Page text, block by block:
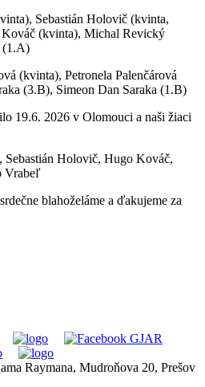
Sebastián Holovič (kvinta,
(kvinta), Michal Revický
(1.A)
(kvinta), Petronela Palenčárová
(3.B), Simeon Dan Saraka (1.B)
19.6. 2026 v Olomouci a naši žiaci
Sebastián Holovič, Hugo Kováč,
Vrabeľ
blahoželáme a ďakujeme za
Raymana, Mudroňova 20, Prešov